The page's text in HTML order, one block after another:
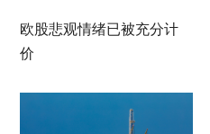
欧股悲观情绪已被充分计
价